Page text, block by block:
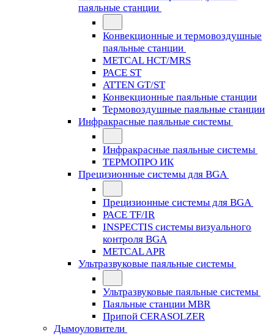
паяльные станции
Конвекционные и термовоздушные
паяльные станции
METCAL HCT/MRS
PACE ST
ATTEN GT/ST
Конвекционные паяльные станции
Термовоздушные паяльные станции
Инфракрасные паяльные системы
Инфракрасные паяльные системы
ТЕРМОПРО ИК
Прецизионные системы для BGA
Прецизионные системы для BGA
PACE TF/IR
INSPECTIS системы визуального
контроля BGA
METCAL APR
Ультразвуковые паяльные системы
Ультразвуковые паяльные системы
Паяльные станции MBR
Припой CERASOLZER
Дымоуловители